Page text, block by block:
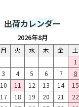
出荷カレンダー
2026年8月
月 火 水 木 金
土
1
3 4 5 6 7
8
10 11 12 13 14
15
17 18 19 20 21
22